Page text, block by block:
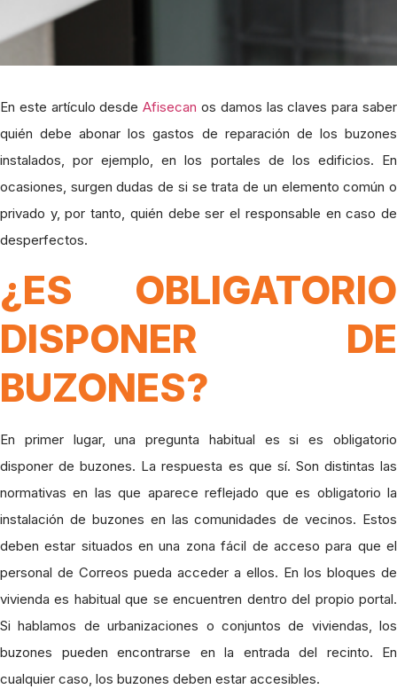
En este artículo desde Afisecan os damos las claves para saber
quién debe abonar los gastos de reparación de los buzones
instalados, por ejemplo, en los portales de los edificios. En
ocasiones, surgen dudas de si se trata de un elemento común o
privado y, por tanto, quién debe ser el responsable en caso de
desperfectos.
¿ES OBLIGATORIO
DISPONER DE
BUZONES?
En primer lugar, una pregunta habitual es si es obligatorio
disponer de buzones. La respuesta es que sí. Son distintas las
normativas en las que aparece reflejado que es obligatorio la
instalación de buzones en las comunidades de vecinos. Estos
deben estar situados en una zona fácil de acceso para que el
personal de Correos pueda acceder a ellos. En los bloques de
vivienda es habitual que se encuentren dentro del propio portal.
Si hablamos de urbanizaciones o conjuntos de viviendas, los
buzones pueden encontrarse en la entrada del recinto. En
cualquier caso, los buzones deben estar accesibles.